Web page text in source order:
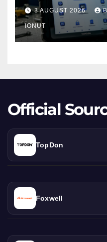
Codare
ECU
Extinsă
3 AUGUST 2026
IONUT
Official
TopDon
Foxwell